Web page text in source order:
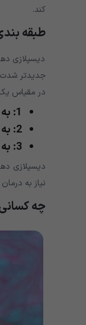
کند.
طبقه
دیسپلازی
در مقیاس
1: به سلول های غیر طبیعی اشاره دارد که حدود یک سوم ضخامت اپیتلیوم را تحت تأثیر قرار می دهند.
2: به سلول های غیر طبیعی اشاره دارد که حدود یک سوم تا دو سوم اپیتلیوم را تحت تأثیر قرار می دهند.
3: به سلول های غیر طبیعی اشاره دارد که بیش از دو سوم اپیتلیوم را تحت تأثیر قرار می دهند.
نیاز به درمان
چه